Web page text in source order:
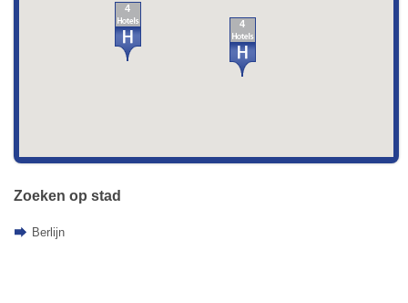
4
4
Zoeken op stad
Berlijn